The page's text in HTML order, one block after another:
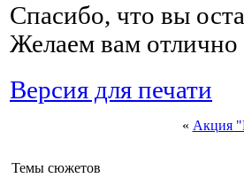
Спасибо, что вы
Желаем вам отлично
Версия для печати
« Акция
Темы сюжетов